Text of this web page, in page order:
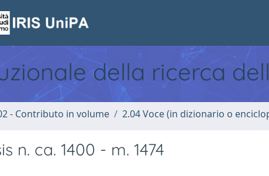
della ricerca
- Contributo in volume 2.04 Voce (in dizionario o
n. ca. 1400 - m. 1474